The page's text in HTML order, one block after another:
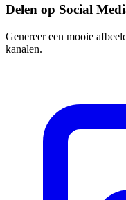
Delen op Social
Genereer een mooie
kanalen.